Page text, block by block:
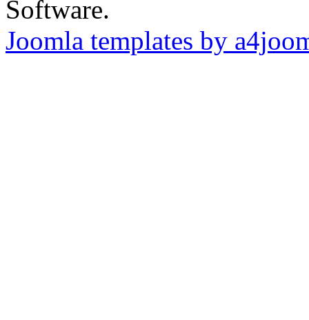
Software.
Joomla templates by